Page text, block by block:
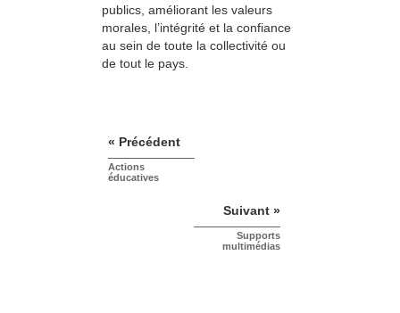
publics, améliorant les valeurs
morales, l’intégrité et la confiance
au sein de toute la collectivité ou
de tout le pays.
« Précédent
Actions
éducatives
Suivant »
Supports
multimédias